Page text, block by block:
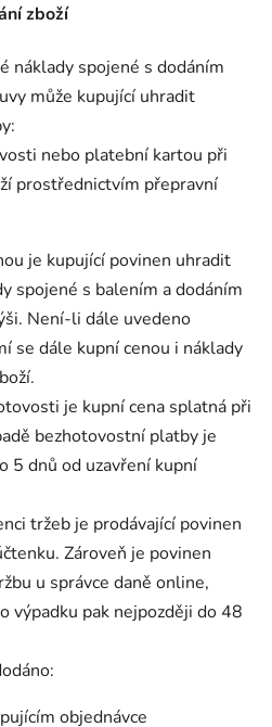
zboží
náklady spojené s dodáním
může kupující uhradit
nebo platební kartou při
prostřednictvím přepravní
je kupující povinen uhradit
spojené s balením a dodáním
Není-li dále uvedeno
se dále kupní cenou i náklady
je kupní cena splatná při
bezhotovostní platby je
5 dnů od uzavření kupní
tržeb je prodávající povinen
Zároveň je povinen
u správce daně online,
výpadku pak nejpozději do 48
objednávce